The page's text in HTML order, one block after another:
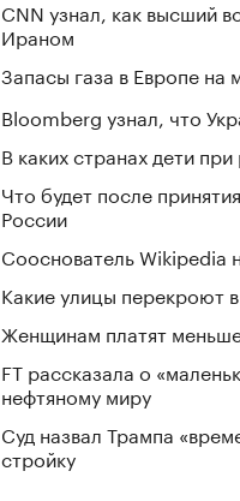
CNN узнал, как высший
Ираном
Запасы газа в Европе
Bloomberg узнал, что
В каких странах дети
Что будет после
России
Сооснователь Wikipedia
Какие улицы перекроют
Женщинам платят
FT рассказала о
нефтяному миру
Суд назвал Трампа
стройку